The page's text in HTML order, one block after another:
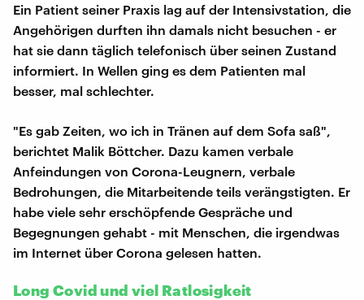
Ein Patient seiner Praxis lag auf der Intensivstation, die
Angehörigen durften ihn damals nicht besuchen - er
hat sie dann täglich telefonisch über seinen Zustand
informiert. In Wellen ging es dem Patienten mal
besser, mal schlechter.
"Es gab Zeiten, wo ich in Tränen auf dem Sofa saß",
berichtet Malik Böttcher. Dazu kamen verbale
Anfeindungen von Corona-Leugnern, verbale
Bedrohungen, die Mitarbeitende teils verängstigten. Er
habe viele sehr erschöpfende Gespräche und
Begegnungen gehabt - mit Menschen, die irgendwas
im Internet über Corona gelesen hatten.
Long Covid und viel Ratlosigkeit